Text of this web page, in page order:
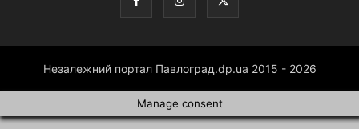
Незалежний портал Павлоград.dp.ua 2015 - 2026
Manage consent